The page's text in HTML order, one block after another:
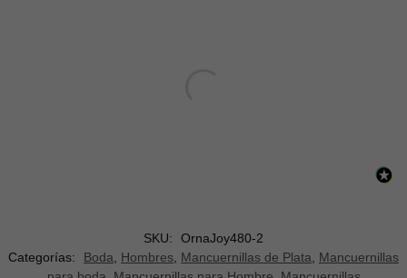
SKU:
OrnaJoy480-2
Categorías:
Boda, Hombres, Mancuernillas de Plata, Mancuernillas